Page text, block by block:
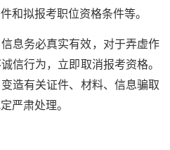
和拟报考职位资格条件等。
息务必真实有效，对于弄虚作
信行为，立即取消报考资格。
造有关证件、材料、信息骗取
严肃处理。